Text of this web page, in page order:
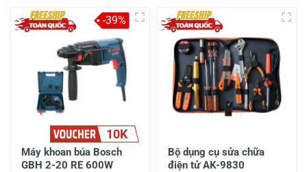
10K
Máy khoan búa Bosch
GBH 2-20 RE 600W
-39%
Bộ dụng cụ sửa chữa
điện tử AK-9830